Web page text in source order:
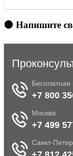
🟠 Напишите